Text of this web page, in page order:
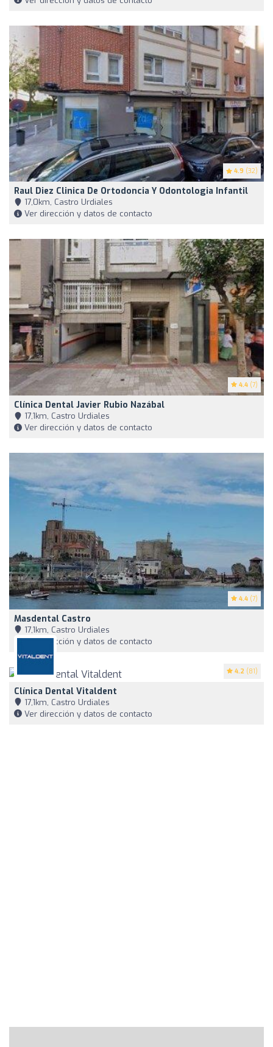
4.9 (32)
Raul Diez Clinica De Ortodoncia Y Odontologia Infantil
17,0km, Castro Urdiales
Ver dirección y datos de contacto
4.4 (7)
Clínica Dental Javier Rubio Nazábal
17,1km, Castro Urdiales
Ver dirección y datos de contacto
4.4 (7)
Masdental Castro
17,1km, Castro Urdiales
Ver dirección y datos de contacto
4.2 (81)
Clínica Dental Vitaldent
17,1km, Castro Urdiales
Ver dirección y datos de contacto